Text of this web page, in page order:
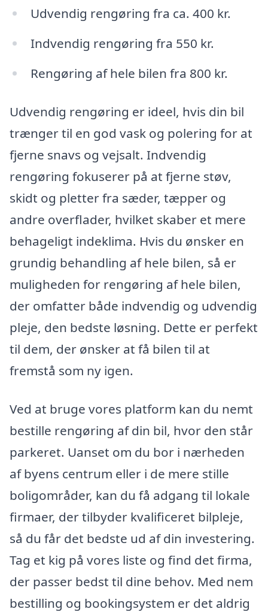
Udvendig rengøring fra ca. 400 kr.
Indvendig rengøring fra 550 kr.
Rengøring af hele bilen fra 800 kr.
Udvendig rengøring er ideel, hvis din bil
trænger til en god vask og polering for at
fjerne snavs og vejsalt. Indvendig
rengøring fokuserer på at fjerne støv,
skidt og pletter fra sæder, tæpper og
andre overflader, hvilket skaber et mere
behageligt indeklima. Hvis du ønsker en
grundig behandling af hele bilen, så er
muligheden for rengøring af hele bilen,
der omfatter både indvendig og udvendig
pleje, den bedste løsning. Dette er perfekt
til dem, der ønsker at få bilen til at
fremstå som ny igen.
Ved at bruge vores platform kan du nemt
bestille rengøring af din bil, hvor den står
parkeret. Uanset om du bor i nærheden
af byens centrum eller i de mere stille
boligområder, kan du få adgang til lokale
firmaer, der tilbyder kvalificeret bilpleje,
så du får det bedste ud af din investering.
Tag et kig på vores liste og find det firma,
der passer bedst til dine behov. Med nem
bestilling og bookingsystem er det aldrig